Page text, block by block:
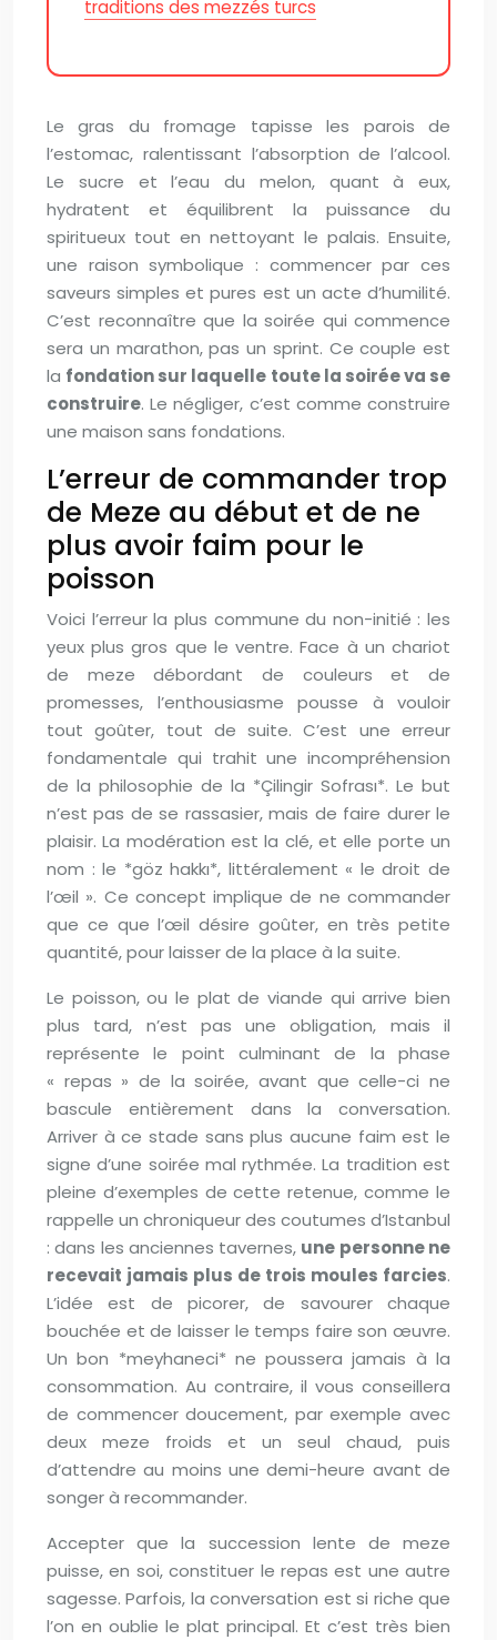
traditions des mezzés turcs
Le gras du fromage tapisse les parois de
l’estomac, ralentissant l’absorption de l’alcool.
Le sucre et l’eau du melon, quant à eux,
hydratent et équilibrent la puissance du
spiritueux tout en nettoyant le palais. Ensuite,
une raison symbolique : commencer par ces
saveurs simples et pures est un acte d’humilité.
C’est reconnaître que la soirée qui commence
sera un marathon, pas un sprint. Ce couple est
la fondation sur laquelle toute la soirée va se
construire. Le négliger, c’est comme construire
une maison sans fondations.
L’erreur de commander trop
de Meze au début et de ne
plus avoir faim pour le
poisson
Voici l’erreur la plus commune du non-initié : les
yeux plus gros que le ventre. Face à un chariot
de meze débordant de couleurs et de
promesses, l’enthousiasme pousse à vouloir
tout goûter, tout de suite. C’est une erreur
fondamentale qui trahit une incompréhension
de la philosophie de la *Çilingir Sofrası*. Le but
n’est pas de se rassasier, mais de faire durer le
plaisir. La modération est la clé, et elle porte un
nom : le *göz hakkı*, littéralement « le droit de
l’œil ». Ce concept implique de ne commander
que ce que l’œil désire goûter, en très petite
quantité, pour laisser de la place à la suite.
Le poisson, ou le plat de viande qui arrive bien
plus tard, n’est pas une obligation, mais il
représente le point culminant de la phase
« repas » de la soirée, avant que celle-ci ne
bascule entièrement dans la conversation.
Arriver à ce stade sans plus aucune faim est le
signe d’une soirée mal rythmée. La tradition est
pleine d’exemples de cette retenue, comme le
rappelle un chroniqueur des coutumes d’Istanbul
: dans les anciennes tavernes, une personne ne
recevait jamais plus de trois moules farcies.
L’idée est de picorer, de savourer chaque
bouchée et de laisser le temps faire son œuvre.
Un bon *meyhaneci* ne poussera jamais à la
consommation. Au contraire, il vous conseillera
de commencer doucement, par exemple avec
deux meze froids et un seul chaud, puis
d’attendre au moins une demi-heure avant de
songer à recommander.
Accepter que la succession lente de meze
puisse, en soi, constituer le repas est une autre
sagesse. Parfois, la conversation est si riche que
l’on en oublie le plat principal. Et c’est très bien